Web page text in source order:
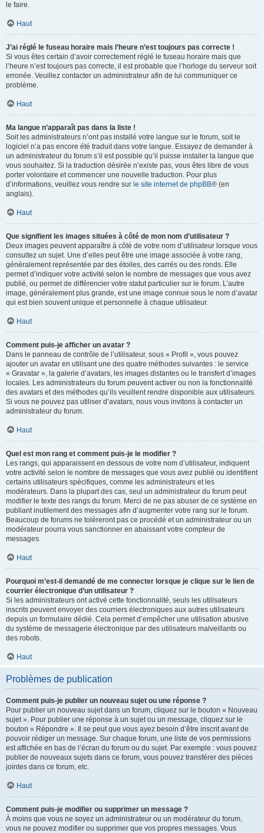
le faire.
Haut
J’ai réglé le fuseau horaire mais l’heure n’est toujours pas correcte !
Si vous êtes certain d’avoir correctement réglé le fuseau horaire mais que
l’heure n’est toujours pas correcte, il est probable que l’horloge du serveur soit
erronée. Veuillez contacter un administrateur afin de lui communiquer ce
problème.
Haut
Ma langue n’apparaît pas dans la liste !
Soit les administrateurs n’ont pas installé votre langue sur le forum, soit le
logiciel n’a pas encore été traduit dans votre langue. Essayez de demander à
un administrateur du forum s’il est possible qu’il puisse installer la langue que
vous souhaitez. Si la traduction désirée n’existe pas, vous êtes libre de vous
porter volontaire et commencer une nouvelle traduction. Pour plus
d’informations, veuillez vous rendre sur le site internet de phpBB® (en
anglais).
Haut
Que signifient les images situées à côté de mon nom d’utilisateur ?
Deux images peuvent apparaître à côté de votre nom d’utilisateur lorsque vous
consultez un sujet. Une d’elles peut être une image associée à votre rang,
généralement représentée par des étoiles, des carrés ou des ronds. Elle
permet d’indiquer votre activité selon le nombre de messages que vous avez
publié, ou permet de différencier votre statut particulier sur le forum. L’autre
image, généralement plus grande, est une image connue sous le nom d’avatar
qui est bien souvent unique et personnelle à chaque utilisateur.
Haut
Comment puis-je afficher un avatar ?
Dans le panneau de contrôle de l’utilisateur, sous « Profil », vous pouvez
ajouter un avatar en utilisant une des quatre méthodes suivantes : le service
« Gravatar », la galerie d’avatars, les images distantes ou le transfert d’images
locales. Les administrateurs du forum peuvent activer ou non la fonctionnalité
des avatars et des méthodes qu’ils veuillent rendre disponible aux utilisateurs.
Si vous ne pouvez pas utiliser d’avatars, nous vous invitons à contacter un
administrateur du forum.
Haut
Quel est mon rang et comment puis-je le modifier ?
Les rangs, qui apparaissent en dessous de votre nom d’utilisateur, indiquent
votre activité selon le nombre de messages que vous avez publié ou identifient
certains utilisateurs spécifiques, comme les administrateurs et les
modérateurs. Dans la plupart des cas, seul un administrateur du forum peut
modifier le texte des rangs du forum. Merci de ne pas abuser de ce système en
publiant inutilement des messages afin d’augmenter votre rang sur le forum.
Beaucoup de forums ne toléreront pas ce procédé et un administrateur ou un
modérateur pourra vous sanctionner en abaissant votre compteur de
messages.
Haut
Pourquoi m’est-il demandé de me connecter lorsque je clique sur le lien de
courrier électronique d’un utilisateur ?
Si les administrateurs ont activé cette fonctionnalité, seuls les utilisateurs
inscrits peuvent envoyer des courriers électroniques aux autres utilisateurs
depuis un formulaire dédié. Cela permet d’empêcher une utilisation abusive
du système de messagerie électronique par des utilisateurs malveillants ou
des robots.
Haut
Problèmes de publication
Comment puis-je publier un nouveau sujet ou une réponse ?
Pour publier un nouveau sujet dans un forum, cliquez sur le bouton « Nouveau
sujet ». Pour publier une réponse à un sujet ou un message, cliquez sur le
bouton « Répondre ». Il se peut que vous ayez besoin d’être inscrit avant de
pouvoir rédiger un message. Sur chaque forum, une liste de vos permissions
est affichée en bas de l’écran du forum ou du sujet. Par exemple : vous pouvez
publier de nouveaux sujets dans ce forum, vous pouvez transférer des pièces
jointes dans ce forum, etc.
Haut
Comment puis-je modifier ou supprimer un message ?
À moins que vous ne soyez un administrateur ou un modérateur du forum,
vous ne pouvez modifier ou supprimer que vos propres messages. Vous